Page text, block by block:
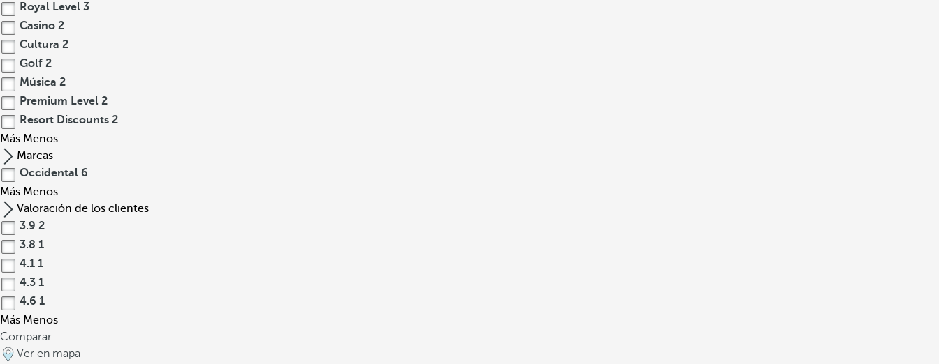
Royal Level 3
Casino 2
Cultura 2
Golf 2
Música 2
Premium Level 2
Resort Discounts 2
Más Menos
Marcas
Occidental 6
Más Menos
Valoración de los clientes
3.9 2
3.8 1
4.1 1
4.3 1
4.6 1
Más Menos
Comparar
Ver en mapa